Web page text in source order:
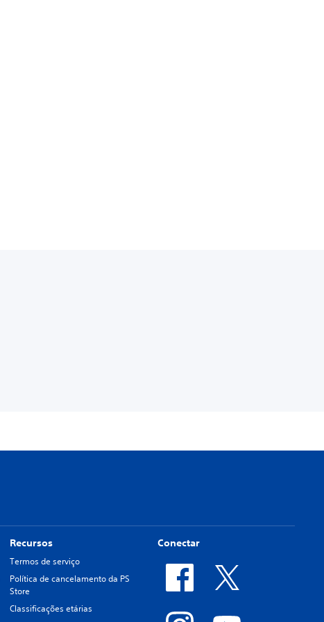
Recursos
Termos de serviço
Política de cancelamento da PS
Store
Classificações etárias
Conectar